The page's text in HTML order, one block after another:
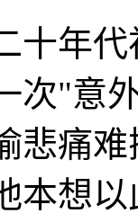
代
次"意
悲痛
本想